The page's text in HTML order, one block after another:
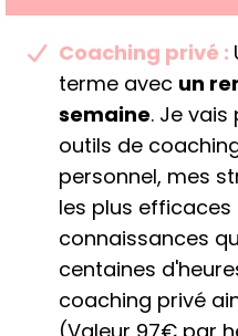
​Coaching privé :
terme avec un
semaine. Je
outils de
personnel, mes
les plus
connaissances
centaines
coaching privé